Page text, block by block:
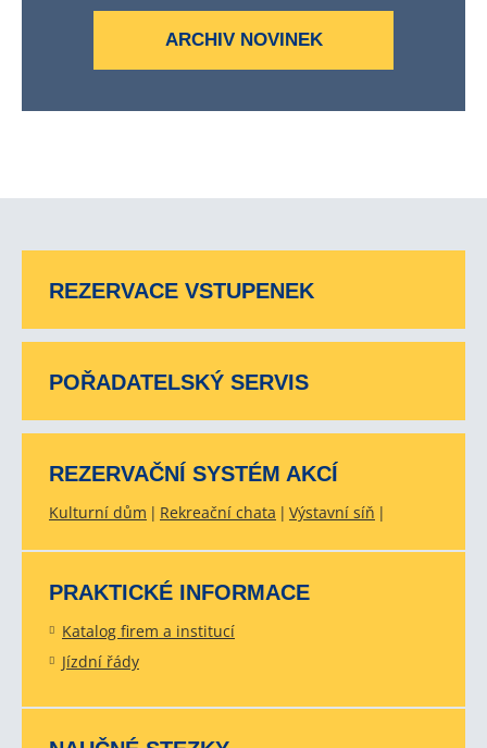
ARCHIV NOVINEK
REZERVACE VSTUPENEK
POŘADATELSKÝ SERVIS
REZERVAČNÍ SYSTÉM AKCÍ
Kulturní dům Rekreační chata Výstavní síň
PRAKTICKÉ INFORMACE
Katalog firem a institucí
Jízdní řády